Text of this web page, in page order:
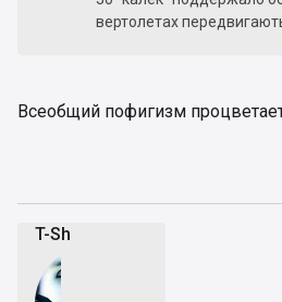
вертолетах
Всеобщий пофигизм
T-Sh